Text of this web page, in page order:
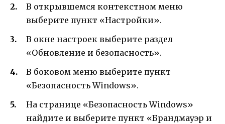
В открывшемся контекстном меню
выберите пункт «Настройки».
В окне настроек выберите раздел
«Обновление и безопасность».
В боковом меню выберите пункт
«Безопасность Windows».
На странице «Безопасность Windows»
найдите и выберите пункт «Брандмауэр и